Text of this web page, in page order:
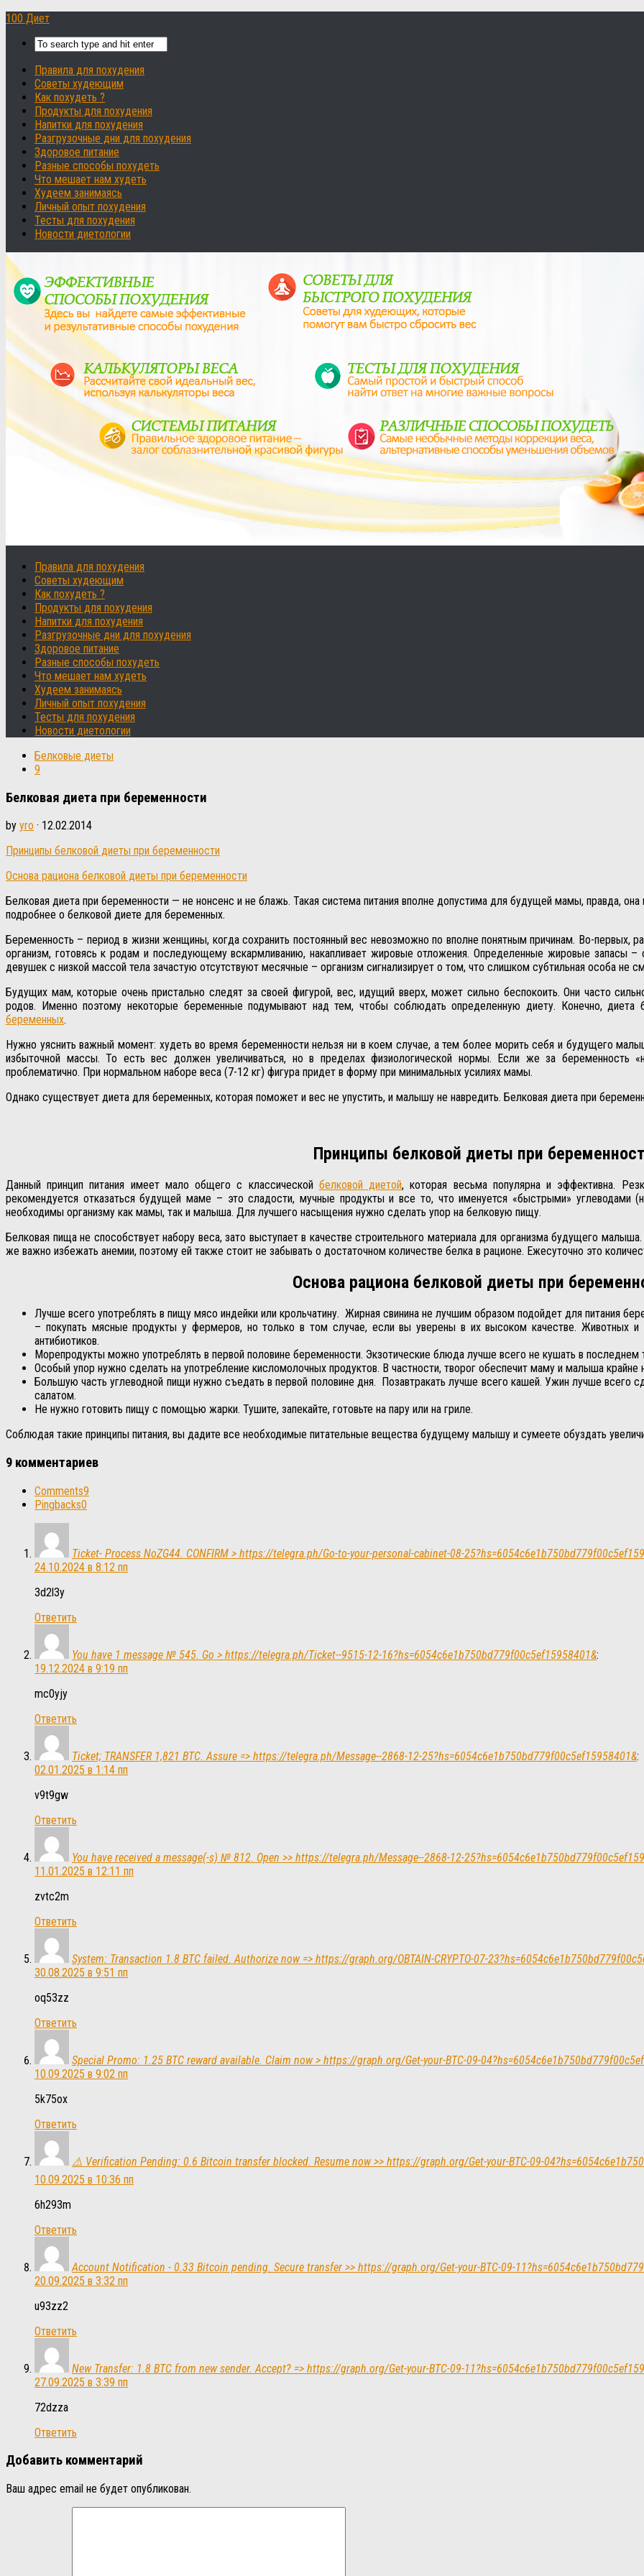
100 Диет
Правила для похудения
Советы худеющим
Как похудеть ?
Продукты для похудения
Напитки для похудения
Разгрузочные дни для похудения
Здоровое питание
Разные способы похудеть
Что мешает нам худеть
Худеем занимаясь
Личный опыт похудения
Тесты для похудения
Новости диетологии
Правила для похудения
Советы худеющим
Как похудеть ?
Продукты для похудения
Напитки для похудения
Разгрузочные дни для похудения
Здоровое питание
Разные способы похудеть
Что мешает нам худеть
Худеем занимаясь
Личный опыт похудения
Тесты для похудения
Новости диетологии
Белковые диеты
9
Белковая диета при беременности
by yro · 12.02.2014
Принципы белковой диеты при беременности
Основа рациона белковой диеты при беременности
Белковая диета при беременности — не нонсенс и не блажь. Такая система питания вполне допустима для будущей мамы, правда,
подробнее о белковой диете для беременных.
Беременность – период в жизни женщины, когда сохранить постоянный вес невозможно по вполне понятным причинам. Во-первых,
организм, готовясь к родам и последующему вскармливанию, накапливает жировые отложения. Определенные жировые запасы
девушек с низкой массой тела зачастую отсутствуют месячные – организм сигнализирует о том, что слишком субтильная особа не
Будущих мам, которые очень пристально следят за своей фигурой, вес, идущий вверх, может сильно беспокоить. Они часто
родов. Именно поэтому некоторые беременные подумывают над тем, чтобы соблюдать определенную диету. Конечно,
беременных.
Нужно уяснить важный момент: худеть во время беременности нельзя ни в коем случае, а тем более морить себя и будущего
избыточной массы. То есть вес должен увеличиваться, но в пределах физиологической нормы. Если же за беременность
проблематично. При нормальном наборе веса (7-12 кг) фигура придет в форму при минимальных усилиях мамы.
Однако существует диета для беременных, которая поможет и вес не упустить, и малышу не навредить. Белковая диета при
Принципы белковой диеты при
Данный принцип питания имеет мало общего с классической белковой диетой, которая весьма популярна и эффективна.
рекомендуется отказаться будущей маме – это сладости, мучные продукты и все то, что именуется «быстрыми» углеводами
необходимы организму как мамы, так и малыша. Для лучшего насыщения нужно сделать упор на белковую пищу.
Белковая пища не способствует набору веса, зато выступает в качестве строительного материала для организма будущего
же важно избежать анемии, поэтому ей также стоит не забывать о достаточном количестве белка в рационе. Ежесуточно это
Основа рациона белковой диеты при
Лучше всего употреблять в пищу мясо индейки или крольчатину. Жирная свинина не лучшим образом подойдет для питания
– покупать мясные продукты у фермеров, но только в том случае, если вы уверены в их высоком качестве. Животных и
антибиотиков.
Морепродукты можно употреблять в первой половине беременности. Экзотические блюда лучше всего не кушать в
Особый упор нужно сделать на употребление кисломолочных продуктов. В частности, творог обеспечит маму и малыша
Большую часть углеводной пищи нужно съедать в первой половине дня. Позавтракать лучше всего кашей. Ужин лучше
салатом.
Не нужно готовить пищу с помощью жарки. Тушите, запекайте, готовьте на пару или на гриле.
Соблюдая такие принципы питания, вы дадите все необходимые питательные вещества будущему малышу и сумеете обуздать
9 комментариев
Comments9
Pingbacks0
Ticket- Process NoZG44. CONFIRM > https://telegra.ph/Go-to-your-personal-cabinet-08-
24.10.2024 в 8:12 пп
3d2l3y
Ответить
You have 1 message № 545. Go > https://telegra.ph/Ticket--9515-12-16?hs=6054c6e1b750bd779f00c5ef15958401&:
19.12.2024 в 9:19 пп
mc0yjy
Ответить
Ticket; TRANSFER 1,821 BTC. Assure => https://telegra.ph/Message--2868-12-25?hs=6054c6e1b750bd779f00c5ef15958401&:
02.01.2025 в 1:14 пп
v9t9gw
Ответить
You have received a message(-s) № 812. Open >> https://telegra.ph/Message--2868-12-
11.01.2025 в 12:11 пп
zvtc2m
Ответить
System: Transaction 1.8 BTC failed. Authorize now => https://graph.org/OBTAIN-CRYPTO-07-
30.08.2025 в 9:51 пп
oq53zz
Ответить
Special Promo: 1.25 BTC reward available. Claim now > https://graph.org/Get-your-BTC-09-
10.09.2025 в 9:02 пп
5k75ox
Ответить
⚠️ Verification Pending: 0.6 Bitcoin transfer blocked. Resume now >> https://graph.org/Get-your-BTC-09-
10.09.2025 в 10:36 пп
6h293m
Ответить
Account Notification - 0.33 Bitcoin pending. Secure transfer >> https://graph.org/Get-your-BTC-09-
20.09.2025 в 3:32 пп
u93zz2
Ответить
New Transfer: 1.8 BTC from new sender. Accept? => https://graph.org/Get-your-BTC-09-
27.09.2025 в 3:39 пп
72dzza
Ответить
Добавить комментарий
Ваш адрес email не будет опубликован.